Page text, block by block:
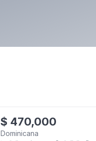
$ 470,000
Dominicana